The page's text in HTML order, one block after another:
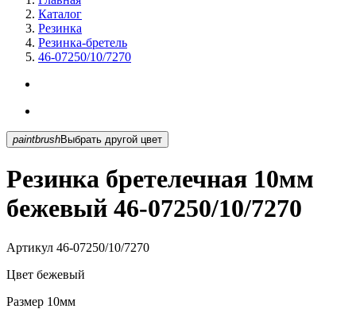
Каталог
Резинка
Резинка-бретель
46-07250/10/7270
paintbrush Выбрать другой цвет
Резинка бретелечная 10мм
бежевый 46-07250/10/7270
Артикул 46-07250/10/7270
Цвет бежевый
Размер 10мм